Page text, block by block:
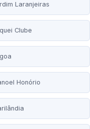
Laranjeiras
Clube
Honório